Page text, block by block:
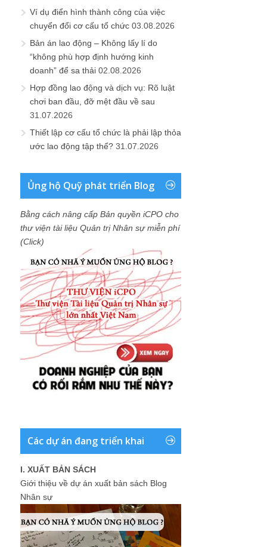
Ví dụ điển hình thành công của việc
chuyển đổi cơ cấu tổ chức 03.08.2026
Bản án lao động – Không lấy lí do
“không phù hợp định hướng kinh
doanh” để sa thải 02.08.2026
Hợp đồng lao động và dịch vụ: Rõ luật
chơi ban đầu, đỡ mệt đầu về sau
31.07.2026
Thiết lập cơ cấu tổ chức là phải lập thỏa
ước lao động tập thể? 31.07.2026
Ủng hộ Quỹ phát triển Blog
Bằng cách nâng cấp Bản quyền iCPO cho
thư viện tài liệu Quản trị Nhân sự miễn phí
(Click)
Các dự án đang triển khai
I. XUẤT BẢN SÁCH
Giới thiệu về dự án xuất bản sách Blog
Nhân sự